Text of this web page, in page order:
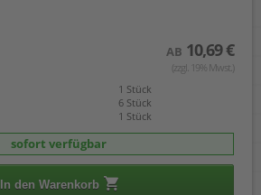
AB 10,69 €
(zzgl. 19% Mwst.)
1 Stück
6 Stück
1 Stück
sofort verfügbar
In den Warenkorb